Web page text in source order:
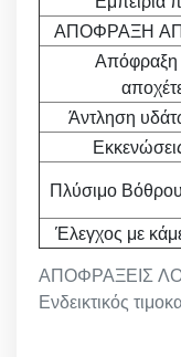
ΑΠΟΦΡΑΞΕΙΣ
Ενδεικτικός
ΑΠΟΦΡΑΞΗ
Απόφραξη
Άντληση
Πλύσιμο
Έλεγχος με